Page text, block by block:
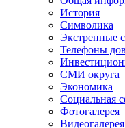
История
Символика
Экстренные
Телефоны
СМИ округа
Экономика
Социальная
Фотогалерея
Видеогалерея